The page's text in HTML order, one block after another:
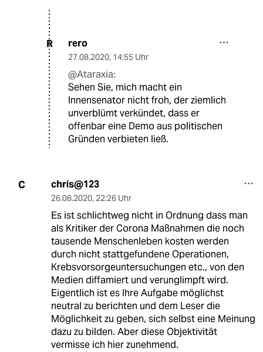
R rero
27.08.2020, 14:55 Uhr
@Ataraxia:
Sehen Sie, mich macht ein
Innensenator nicht froh, der ziemlich
unverblümt verkündet, dass er
offenbar eine Demo aus politischen
Gründen verbieten ließ.
C chris@123
26.08.2020, 22:26 Uhr
Es ist schlichtweg nicht in Ordnung dass man
als Kritiker der Corona Maßnahmen die noch
tausende Menschenleben kosten werden
durch nicht stattgefundene Operationen,
Krebsvorsorgeuntersuchungen etc., von den
Medien diffamiert und verunglimpft wird.
Eigentlich ist es Ihre Aufgabe möglichst
neutral zu berichten und dem Leser die
Möglichkeit zu geben, sich selbst eine Meinung
dazu zu bilden. Aber diese Objektivität
vermisse ich hier zunehmend.